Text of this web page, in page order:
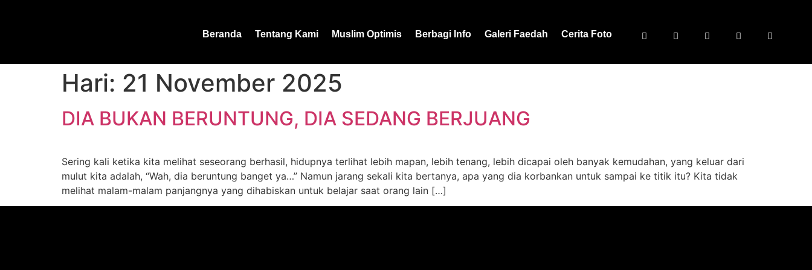
Beranda Tentang Kami Muslim Optimis Berbagi Info Galeri Faedah Cerita Foto
Hari: 21 November 2025
DIA BUKAN BERUNTUNG, DIA SEDANG BERJUANG
Sering kali ketika kita melihat seseorang berhasil, hidupnya terlihat lebih mapan, lebih tenang, lebih dicapai oleh banyak kemudahan, yang keluar dari
mulut kita adalah, “Wah, dia beruntung banget ya…” Namun jarang sekali kita bertanya, apa yang dia korbankan untuk sampai ke titik itu? Kita tidak
melihat malam-malam panjangnya yang dihabiskan untuk belajar saat orang lain […]